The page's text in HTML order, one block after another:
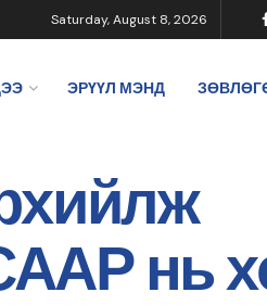
Saturday, August 8, 2026
ЭРҮҮЛ МЭНД
нь